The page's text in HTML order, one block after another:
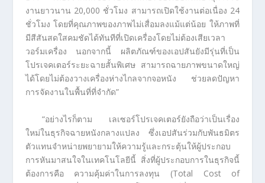
งานยาวนาน 20,000 ชั่วโมง สามารถเปิดใช้งานต่อเนื่อง 24
ชั่วโมง โดยที่คุณภาพของภาพไม่เสื่อมลงแม้แต่น้อย ให้ภาพที่
มีสีสันสดใสคมชัดได้ทันทีที่เปิดเครื่องโดยไม่ต้องเสียเวลา
วอร์มเครื่อง นอกจากนี้ ผลิตภัณฑ์ของเอปสันยังมีรุ่นที่เป็น
โปรเจคเตอร์ระยะฉายสั้นพิเศษ สามารถฉายภาพขนาดใหญ่
ได้โดยไม่ต้องวางเครื่องห่างไกลจากจอหนัง ช่วยลดปัญหา
การจัดงานในพื้นที่ที่จำกัด”
“อย่างไรก็ตาม เลเซอร์โปรเจคเตอร์ยังถือว่าเป็นเรื่อง
ใหม่ในธุรกิจฉายหนังกลางแปลง ซึ่งเอปสันร่วมกับพันธมิตร
ตัวแทนจำหน่ายพยายามให้ความรู้และกระตุ้นให้ผู้ประกอบ
การหันมาสนใจในเทคโนโลยีนี้ สิ่งที่ผู้ประกอบการในธุรกิจนี้
ต้องการคือ ความคุ้มค่าในการลงทุน (Total Cost of